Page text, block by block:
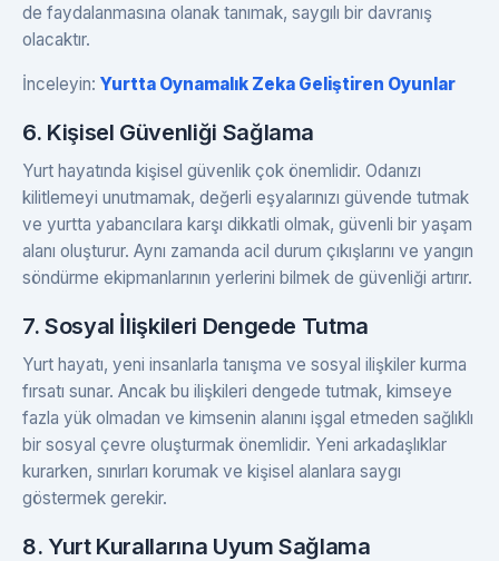
de faydalanmasına olanak tanımak, saygılı bir davranış
olacaktır.
İnceleyin: Yurtta Oynamalık Zeka Geliştiren Oyunlar
6. Kişisel Güvenliği Sağlama
Yurt hayatında kişisel güvenlik çok önemlidir. Odanızı
kilitlemeyi unutmamak, değerli eşyalarınızı güvende tutmak
ve yurtta yabancılara karşı dikkatli olmak, güvenli bir yaşam
alanı oluşturur. Aynı zamanda acil durum çıkışlarını ve yangın
söndürme ekipmanlarının yerlerini bilmek de güvenliği artırır.
7. Sosyal İlişkileri Dengede Tutma
Yurt hayatı, yeni insanlarla tanışma ve sosyal ilişkiler kurma
fırsatı sunar. Ancak bu ilişkileri dengede tutmak, kimseye
fazla yük olmadan ve kimsenin alanını işgal etmeden sağlıklı
bir sosyal çevre oluşturmak önemlidir. Yeni arkadaşlıklar
kurarken, sınırları korumak ve kişisel alanlara saygı
göstermek gerekir.
8. Yurt Kurallarına Uyum Sağlama